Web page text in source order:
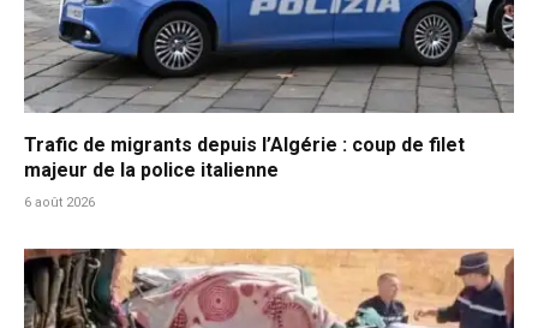
Trafic de migrants depuis l’Algérie : coup de filet
majeur de la police italienne
6 août 2026